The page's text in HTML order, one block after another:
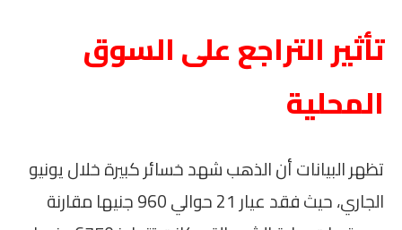
تأثير التراجع على السوق
المحلية
تظهر البيانات أن الذهب شهد خسائر كبيرة خلال يونيو
الجاري، حيث فقد عيار 21 حوالي 960 جنيها مقارنة